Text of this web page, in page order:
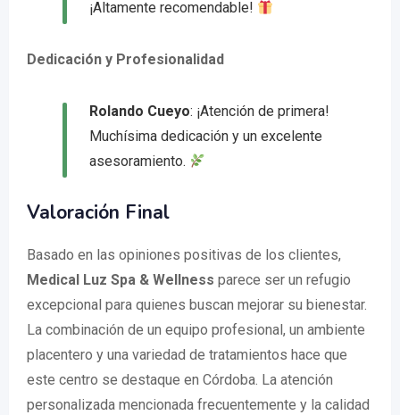
¡Altamente recomendable!
Dedicación y Profesionalidad
Rolando Cueyo: ¡Atención de primera!
Muchísima dedicación y un excelente
asesoramiento.
Valoración Final
Basado en las opiniones positivas de los clientes,
Medical Luz Spa & Wellness parece ser un refugio
excepcional para quienes buscan mejorar su bienestar.
La combinación de un equipo profesional, un ambiente
placentero y una variedad de tratamientos hace que
este centro se destaque en Córdoba. La atención
personalizada mencionada frecuentemente y la calidad